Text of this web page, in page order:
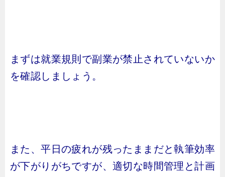
まずは就業規則で副業が禁止されていないか
を確認しましょう。
また、平日の疲れが残ったままだと執筆効率
が下がりがちですが、適切な時間管理と計画